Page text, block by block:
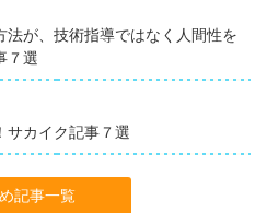
が、技術指導ではなく人間性を
７選
サカイク記事７選
記事一覧